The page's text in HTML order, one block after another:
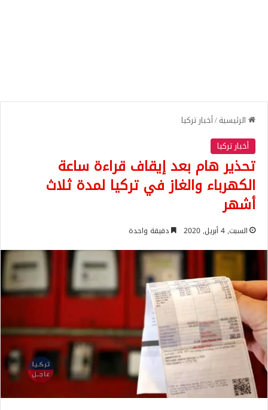
الرئيسية/أخبار تركيا
أخبار تركيا
تحذير هام بعد إيقاف قراءة ساعة
الكهرباء والغاز في تركيا لمدة ثلاث
أشهر
السبت, 4 أبريل, 2020 دقيقة واحدة